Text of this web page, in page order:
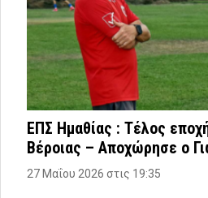
ΕΠΣ Ημαθίας : Τέλος
Βέροιας – Αποχώρησε ο
27 Μαΐου 2026 στις 19:35